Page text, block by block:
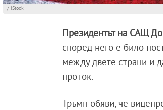
/ iStock
Президентът на САЩ
според него е било
между двете страни и
проток.
Тръмп обяви, че